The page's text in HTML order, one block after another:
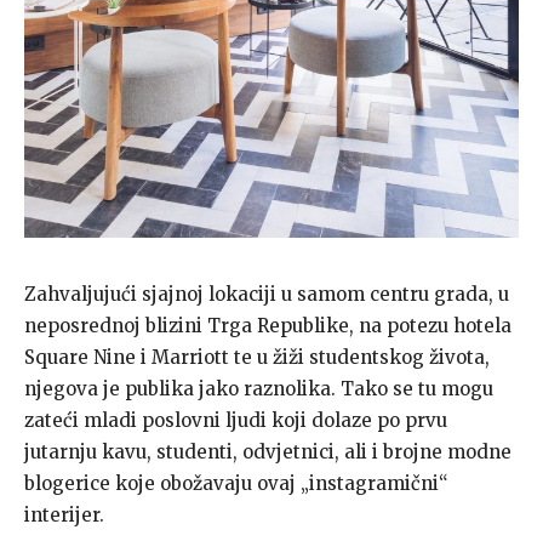
Zahvaljujući sjajnoj lokaciji u samom centru grada, u
neposrednoj blizini Trga Republike, na potezu hotela
Square Nine i Marriott te u žiži studentskog života,
njegova je publika jako raznolika. Tako se tu mogu
zateći mladi poslovni ljudi koji dolaze po prvu
jutarnju kavu, studenti, odvjetnici, ali i brojne modne
blogerice koje obožavaju ovaj „instagramični“
interijer.